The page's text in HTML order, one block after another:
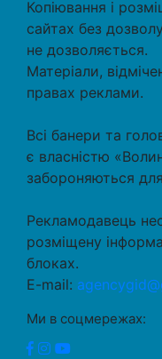
Копіювання і
сайтах без
не дозволяється.
Матеріали,
правах реклами.
Всі банери та
є власністю
забороняються
Рекламодавець
розміщену
блоках.
E-mail:
Ми в соцмережах: